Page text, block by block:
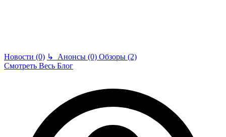
Новости (0) ↳ Анонсы (0) Обзоры (2)
Смотреть Весь Блог